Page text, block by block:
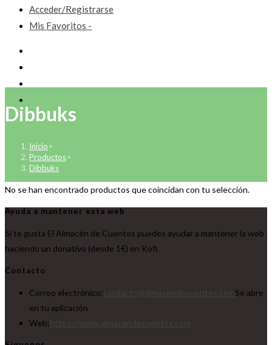
Acceder/Registrarse
Mis Favoritos -
Dibbuks
Inicio>
Productos>
Dibbuks
No se han encontrado productos que coincidan con tu selección.
Ayuda a mantener esta web
Si te gusta El Almacén de Cuentos puedes ayudar a mantener la web
haciendo un donativo (desde 1€) en Kofi.
Contacto
Correo electrónico:
Se abre
en tu aplicación
Web: